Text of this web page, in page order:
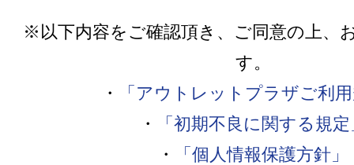
※以下内容をご確認頂き、ご同意の上、
す。
・
「アウトレットプラザご利
・
「初期不良に関する規定
・
「個人情報保護方針」